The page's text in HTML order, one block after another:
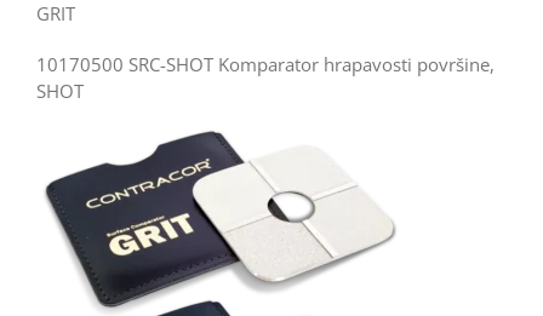
GRIT
10170500 SRC-SHOT Komparator hrapavosti površine,
SHOT